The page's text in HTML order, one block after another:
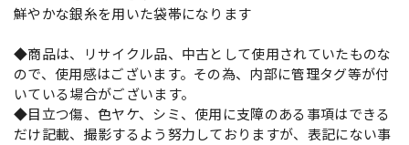
鮮やかな銀糸を用いた袋帯になります
◆商品は、リサイクル品、中古として使用されていたものな
ので、使用感はございます。その為、内部に管理タグ等が付
いている場合がございます。
◆目立つ傷、色ヤケ、シミ、使用に支障のある事項はできる
だけ記載、撮影するよう努力しておりますが、表記にない事